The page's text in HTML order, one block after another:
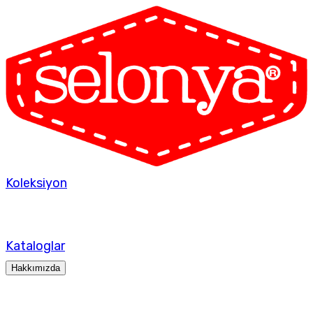
Koleksiyon
Kataloglar
Hakkımızda